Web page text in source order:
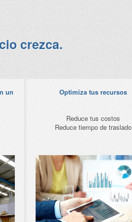
crezca.
un Optimiza tus recursos
Reduce tus costos
Reduce tiempo de traslado